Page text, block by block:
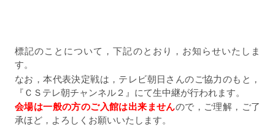
標記のことについて，下記のとおり，お知らせいたしま
す。
なお，本代表決定戦は，テレビ朝日さんのご協力のもと，
『ＣＳテレ朝チャンネル２』にて生中継が行われます。
会場は一般の方のご入館は出来ませんので，ご理解，ご了
承ほど，よろしくお願いいたします。